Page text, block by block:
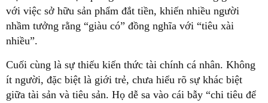
với việc sở hữu sản phẩm đắt tiền, khiến nhiều người
nhầm tưởng rằng “giàu có” đồng nghĩa với “tiêu xài
nhiều”.
Cuối cùng là sự thiếu kiến thức tài chính cá nhân. Không
ít người, đặc biệt là giới trẻ, chưa hiểu rõ sự khác biệt
giữa tài sản và tiêu sản. Họ dễ sa vào cái bẫy “chi tiêu để